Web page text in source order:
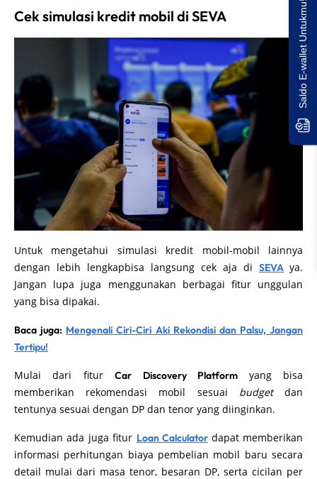
Cek simulasi kredit mobil di SEVA
Untuk mengetahui simulasi kredit mobil-mobil lainnya
dengan lebih lengkapbisa langsung cek aja di SEVA ya.
Jangan lupa juga menggunakan berbagai fitur unggulan
yang bisa dipakai.
Baca juga: Mengenali Ciri-Ciri Aki Rekondisi dan Palsu, Jangan
Tertipu!
Mulai dari fiturCar Discovery Platform yang bisa
memberikan rekomendasi mobil sesuai budgetdan
tentunya sesuai dengan DP dan tenor yang diinginkan.
Kemudian ada juga fitur Loan Calculator dapat memberikan
informasi perhitungan biaya pembelian mobil baru secara
detail mulai dari masa tenor, besaran DP, serta cicilan per
Saldo E-wallet Untukmu!